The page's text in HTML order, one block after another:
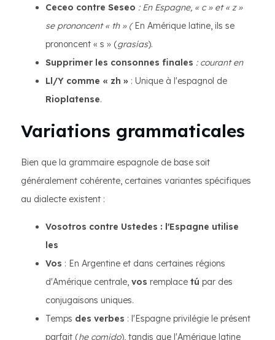
Ceceo contre Seseo : En Espagne, « c » et « z »
se prononcent « th » (En Amérique latine, ils se
prononcent « s » (grasias).
Supprimer les consonnes finales : courant en
Ll/Y comme « zh » : Unique à l'espagnol de
Rioplatense.
Variations grammaticales
Bien que la grammaire espagnole de base soit
généralement cohérente, certaines variantes spécifiques
au dialecte existent :
Vosotros contre Ustedes : l'Espagne utilise
les
Vos : En Argentine et dans certaines régions
d'Amérique centrale, vos remplace tú par des
conjugaisons uniques.
Temps des verbes : l'Espagne privilégie le présent
parfait (he comido), tandis que l'Amérique latine